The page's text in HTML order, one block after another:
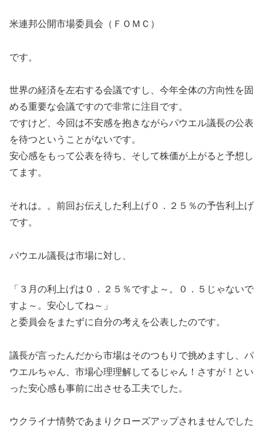
米連邦公開市場委員会（ＦＯＭＣ）
です。
世界の経済を左右する会議ですし、今年全体の方向性を固
める重要な会議ですので非常に注目です。
ですけど、今回は不安感を抱きながらパウエル議長の公表
を待つということがないです。
安心感をもって公表を待ち、そして株価が上がると予想し
てます。
それは。。前回お伝えした利上げ０．２５％の予告利上げ
です。
パウエル議長は市場に対し、
「３月の利上げは０．２５％ですよ～。０．５じゃないで
すよ～。安心してね～」
と委員会をまたずに自分の考えを公表したのです。
議長が言ったんだから市場はそのつもりで挑めますし、パ
ウエルちゃん、市場心理理解してるじゃん！さすが！とい
った安心感も事前に出させる工夫でした。
ウクライナ情勢であまりクローズアップされませんでした